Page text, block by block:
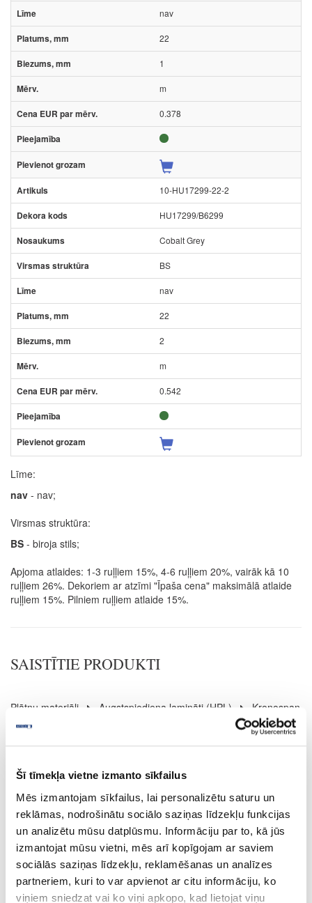
Šī tīmekļa vietne izmanto sīkfailus
Mēs izmantojam sīkfailus, lai personalizētu saturu un
reklāmas, nodrošinātu sociālo saziņas līdzekļu funkcijas
un analizētu mūsu datplūsmu. Informāciju par to, kā jūs
izmantojat mūsu vietni, mēs arī kopīgojam ar saviem
sociālās saziņas līdzekļu, reklamēšanas un analīzes
partneriem, kuri to var apvienot ar citu informāciju, ko
viņiem sniedzat vai ko viņi apkopo, kad lietojat viņu
nav
22
1
m
0.378
10-HU17299-22-2
HU17299/B6299
Cobalt Grey
BS
nav
22
2
m
0.542
Līme:
nav - nav;
Virsmas struktūra:
BS - biroja stils;
Apjoma atlaides: 1-3 ruļļiem 15%, 4-6 ruļļiem 20%, vairāk kā 10
ruļļiem 26%. Dekoriem ar atzīmi "Īpaša cena" maksimālā atlaide
ruļļiem 15%. Pilniem ruļļiem atlaide 15%.
SAISTĪTIE PRODUKTI
Plātņu materiāli Augstspiediena lamināti (HPL) Kronospan
44-B6299-BS-0.8
K6299(B6299)
HU17299
Cobalt Grey
BS
3050